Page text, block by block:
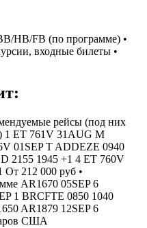
HB/FB (по программе) •
входные билеты •
рейсы (под них
1 ET 761V 31AUG M
01SEP T ADDEZE 0940
2155 1945 +1 4 ET 760V
212 000 руб •
AR1670 05SEP 6
1 BRCFTE 0850 1040
AR1879 12SEP 6
США